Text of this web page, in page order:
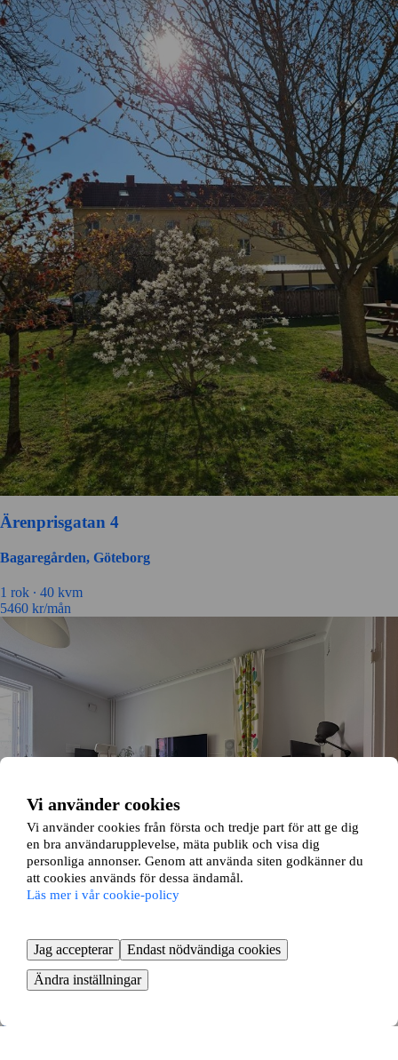
Vi använder cookies
Vi använder cookies från första och tredje part för att ge dig
en bra användarupplevelse, mäta publik och visa dig
personliga annonser. Genom att använda siten godkänner du
att cookies används för dessa ändamål.
Läs mer i vår cookie-policy
Jag accepterar
Endast nödvändiga cookies
Ändra inställningar
Ärenprisgatan 4
Bagaregården, Göteborg
1 rok ∙ 40 kvm
5460 kr/mån
Lugnet 5B
Kungsladugård, Göteborg
4520